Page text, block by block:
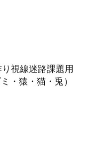
視線迷路課題用
・猿・猫・兎）